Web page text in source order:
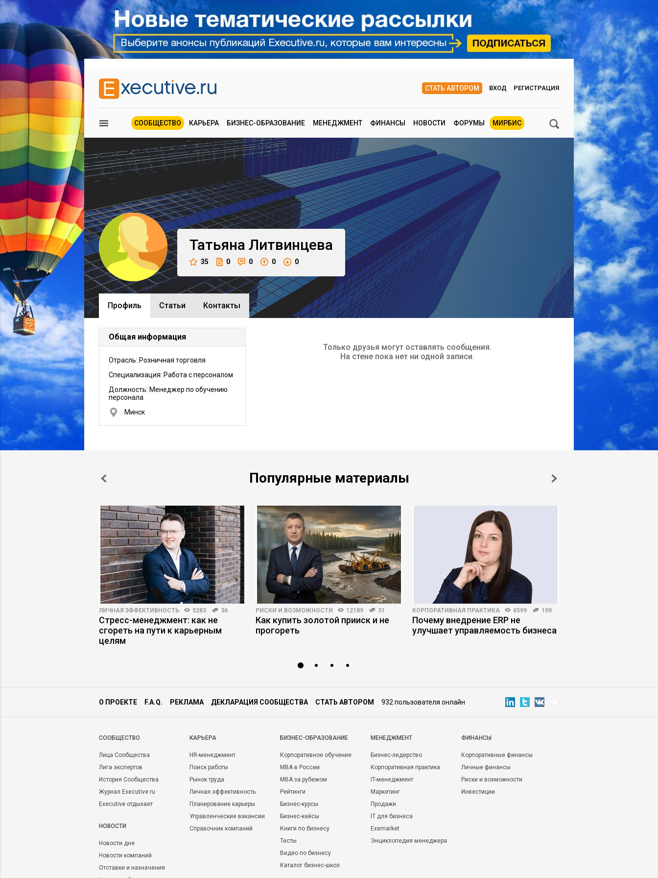
СТАТЬ АВТОРОМ ВХОД РЕГИСТРАЦИЯ
СООБЩЕСТВО КАРЬЕРА БИЗНЕС-ОБРАЗОВАНИЕ МЕНЕДЖМЕНТ ФИНАНСЫ НОВОСТИ ФОРУМЫ МИРБИС
Татьяна Литвинцева
35 0 0 0 0
Профиль Cтатьи Контакты
Общая информация
Отрасль: Розничная торговля
Специализация: Работа с персоналом
Должность: Менеджер по обучению
персонала
Минск
Только друзья могут оставлять сообщения.
На стене пока нет ни одной записи.
Популярные материалы
ЛИЧНАЯ ЭФФЕКТИВНОСТЬ 5283 36
Стресс-менеджмент: как не
сгореть на пути к карьерным
целям
РИСКИ И ВОЗМОЖНОСТИ 12189 31
Как купить золотой прииск и не
прогореть
КОРПОРАТИВНАЯ ПРАКТИКА 6599 109
Почему внедрение ERP не
улучшает управляемость бизнеса
О ПРОЕКТЕ F.A.Q. РЕКЛАМА ДЕКЛАРАЦИЯ СООБЩЕСТВА СТАТЬ АВТОРОМ 932 пользователя онлайн
CООБЩЕСТВО
Лица Сообщества
Лига экспертов
История Сообщества
Журнал Executive.ru
Executive отдыхает
НОВОСТИ
Новости дня
Новости компаний
Отставки и назначения
КАРЬЕРА
HR-менеджмент
Поиск работы
Рынок труда
Личная эффективность
Планирование карьеры
Управленческие вакансии
Справочник компаний
БИЗНЕС-ОБРАЗОВАНИЕ
Корпоративное обучение
MBA в России
MBA за рубежом
Рейтинги
Бизнес-курсы
Бизнес-кейсы
Книги по бизнесу
Тесты
Видео по бизнесу
Каталог бизнес-школ
МЕНЕДЖМЕНТ
Бизнес-лидерство
Корпоративная практика
IT-менеджмент
Маркетинг
Продажи
IT для бизнеса
Exemarket
Энциклопедия менеджера
ФИНАНСЫ
Корпоративные финансы
Личные финансы
Риски и возможности
Инвестиции